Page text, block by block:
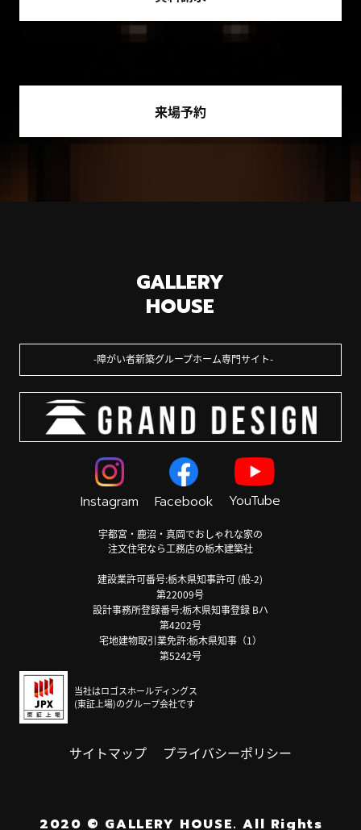
来場予約
GALLERY
HOUSE
障がい者新築グループホーム専門サイト
Instagram Facebook YouTube
宇都宮・鹿沼・真岡でおしゃれな家の
注文住宅なら工務店の栃木建築社
建設業許可番号:栃木県知事許可 (般-2)
第22009号
設計事務所登録番号:栃木県知事登録 Bハ
第4202号
宅地建物取引業免許:栃木県知事（1）
第5242号
当社はロゴスホールディングス
(東証上場)のグループ会社です
サイトマップ プライバシーポリシー
2020 © GALLERY HOUSE. All Rights